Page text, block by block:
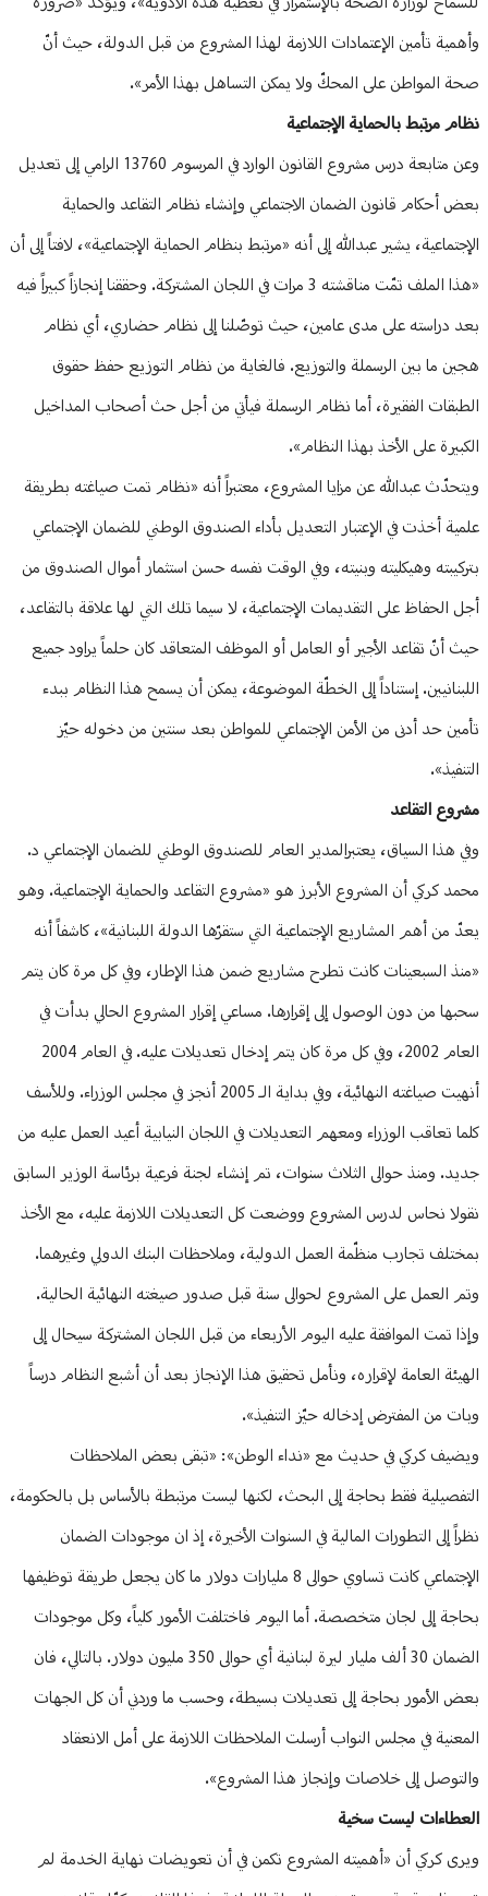
وأهمية تأمين الإعتمادات اللازمة لهذا المشروع من قبل الدولة، حيث أنّ
صحة المواطن على المحكّ ولا يمكن التساهل بهذا الأمر».
نظام مرتبط بالحماية الإجتماعية
وعن متابعة درس مشروع القانون الوارد في المرسوم 13760 الرامي إلى تعديل
بعض أحكام قانون الضمان الاجتماعي وإنشاء نظام التقاعد والحماية
الإجتماعية، يشير عبدالله إلى أنه «مرتبط بنظام الحماية الإجتماعية»، لافتاً إلى أن
«هذا الملف تمّت مناقشته 3 مرات في اللجان المشتركة. وحققنا إنجازاً كبيراً فيه
بعد دراسته على مدى عامين، حيث توصّلنا إلى نظام حضاري، أي نظام
هجين ما بين الرسملة والتوزيع. فالغاية من نظام التوزيع حفظ حقوق
الطبقات الفقيرة، أما نظام الرسملة فيأتي من أجل حث أصحاب المداخيل
الكبيرة على الأخذ بهذا النظام».
ويتحدّث عبدالله عن مزايا المشروع، معتبراً أنه «نظام تمت صياغته بطريقة
علمية أخذت في الإعتبار التعديل بأداء الصندوق الوطني للضمان الإجتماعي
بتركيبته وهيكليته وبنيته، وفي الوقت نفسه حسن استثمار أموال الصندوق من
أجل الحفاظ على التقديمات الإجتماعية، لا سيما تلك التي لها علاقة بالتقاعد،
حيث أنّ تقاعد الأجير أو العامل أو الموظف المتعاقد كان حلماً يراود جميع
اللبنانيين. إستناداً إلى الخطّة الموضوعة، يمكن أن يسمح هذا النظام ببدء
تأمين حد أدنى من الأمن الإجتماعي للمواطن بعد سنتين من دخوله حيّز
التنفيذ».
مشروع التقاعد
وفي هذا السياق، يعتبرالمدير العام للصندوق الوطني للضمان الإجتماعي د.
محمد كركي أن المشروع الأبرز هو «مشروع التقاعد والحماية الإجتماعية. وهو
يعدّ من أهم المشاريع الإجتماعية التي ستقرّها الدولة اللبنانية»، كاشفاً أنه
«منذ السبعينات كانت تطرح مشاريع ضمن هذا الإطار، وفي كل مرة كان يتم
سحبها من دون الوصول إلى إقرارها. مساعي إقرار المشروع الحالي بدأت في
العام 2002، وفي كل مرة كان يتم إدخال تعديلات عليه. في العام 2004
أنهيت صياغته النهائية، وفي بداية الـ 2005 أنجز في مجلس الوزراء. وللأسف
كلما تعاقب الوزراء ومعهم التعديلات في اللجان النيابية أعيد العمل عليه من
جديد. ومنذ حوالى الثلاث سنوات، تم إنشاء لجنة فرعية برئاسة الوزير السابق
نقولا نحاس لدرس المشروع ووضعت كل التعديلات اللازمة عليه، مع الأخذ
بمختلف تجارب منظّمة العمل الدولية، وملاحظات البنك الدولي وغيرهما.
وتم العمل على المشروع لحوالى سنة قبل صدور صيغته النهائية الحالية.
وإذا تمت الموافقة عليه اليوم الأربعاء من قبل اللجان المشتركة سيحال إلى
الهيئة العامة لإقراره، ونأمل تحقيق هذا الإنجاز بعد أن أشبع النظام درساً
وبات من المفترض إدخاله حيّز التنفيذ».
ويضيف كركي في حديث مع «نداء الوطن»: «تبقى بعض الملاحظات
التفصيلية فقط بحاجة إلى البحث، لكنها ليست مرتبطة بالأساس بل بالحكومة،
نظراً إلى التطورات المالية في السنوات الأخيرة، إذ ان موجودات الضمان
الإجتماعي كانت تساوي حوالى 8 مليارات دولار ما كان يجعل طريقة توظيفها
بحاجة إلى لجان متخصصة. أما اليوم فاختلفت الأمور كلياً، وكل موجودات
الضمان 30 ألف مليار ليرة لبنانية أي حوالى 350 مليون دولار. بالتالي، فان
بعض الأمور بحاجة إلى تعديلات بسيطة، وحسب ما وردني أن كل الجهات
المعنية في مجلس النواب أرسلت الملاحظات اللازمة على أمل الانعقاد
والتوصل إلى خلاصات وإنجاز هذا المشروع».
العطاءات ليست سخية
ويرى كركي أن «أهميته المشروع تكمن في أن تعويضات نهاية الخدمة لم